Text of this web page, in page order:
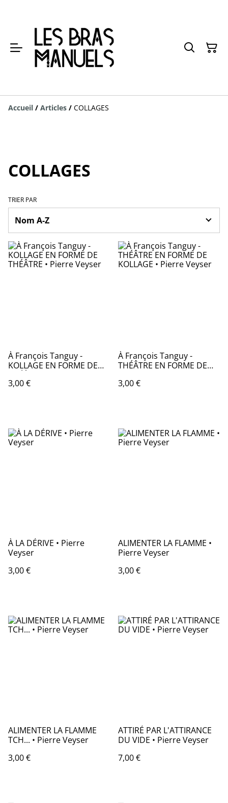
Accueil / Articles / COLLAGES
COLLAGES
TRIER PAR
À François Tanguy -
KOLLAGE EN FORME DE
3,00 €
À François Tanguy -
THÉÂTRE EN FORME DE
3,00 €
À LA DÉRIVE • Pierre
Veyser
3,00 €
ALIMENTER LA FLAMME •
Pierre Veyser
3,00 €
ALIMENTER LA FLAMME
TCH... • Pierre Veyser
3,00 €
ATTIRÉ PAR L'ATTIRANCE
DU VIDE • Pierre Veyser
7,00 €